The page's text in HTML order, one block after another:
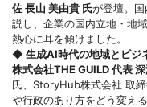
佐 長山 美由貴 氏が登壇。
説し、企業の国内立地・地
熱心に耳を傾けました。
◆ 生成AI時代の地域とビジ
株式会社THE GUILD 代表
氏、StoryHub株式会社 取
や行政のあり方をどう変え